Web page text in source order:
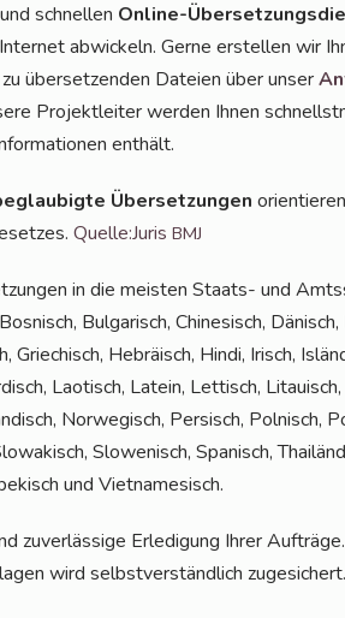
schnel­len Online-
abwi­ckeln. Ger­ne erstel­len wir
über­set­zen­den Datei­en über unser
Pro­jekt­lei­ter wer­den Ihnen
enthält.
Über­set­zun­gen
Quelle:Juris BMJ
in die meis­ten Staats- und
Bul­ga­risch, Chi­ne­sisch,
Grie­chisch, Hebrä­isch, Hin­di, Irisch,
Lao­tisch, Latein, Let­tisch,
Nor­we­gisch, Per­sisch, Pol­nisch,
Slo­we­nisch, Spa­nisch,
und Vietnamesisch.
zuver­läs­si­ge Erle­di­gung Ihrer
wird selbst­ver­ständ­lich